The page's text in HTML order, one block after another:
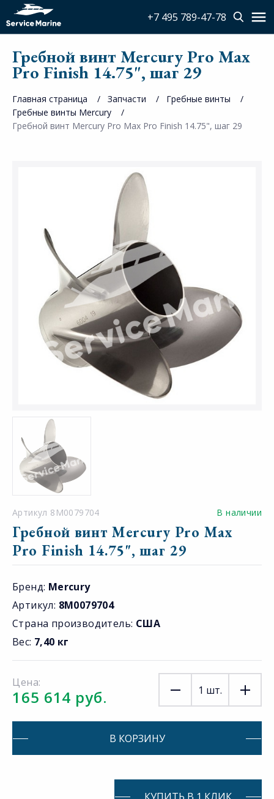
+7 495 789-47-78
Гребной винт Mercury Pro Max
Pro Finish 14.75", шаг 29
Главная страница Запчасти
Гребные винты
Гребные винты Mercury
Гребной винт Mercury Pro Max Pro Finish 14.75", шаг 29
Артикул 8M0079704 В наличии
Гребной винт Mercury Pro Max
Pro Finish 14.75", шаг 29
Бренд: Mercury
Артикул: 8M0079704
Страна производитель: США
Вес: 7,40 кг
Цена:
165 614 руб. 1 шт.
В КОРЗИНУ
КУПИТЬ В 1 КЛИК